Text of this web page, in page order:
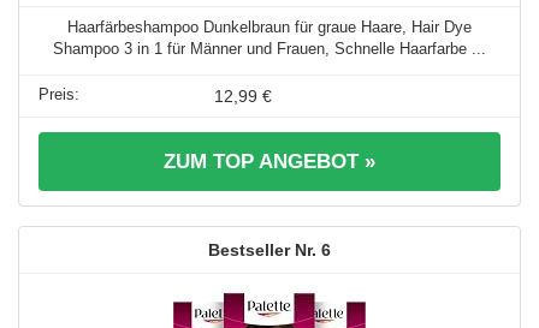
Haarfärbeshampoo Dunkelbraun für graue Haare, Hair Dye
Shampoo 3 in 1 für Männer und Frauen, Schnelle Haarfarbe ...
12,99 €
ZUM TOP ANGEBOT »
6